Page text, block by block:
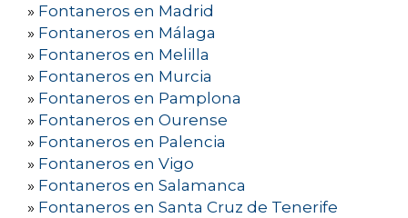
» Fontaneros en Madrid
» Fontaneros en Málaga
» Fontaneros en Melilla
» Fontaneros en Murcia
» Fontaneros en Pamplona
» Fontaneros en Ourense
» Fontaneros en Palencia
» Fontaneros en Vigo
» Fontaneros en Salamanca
» Fontaneros en Santa Cruz de Tenerife